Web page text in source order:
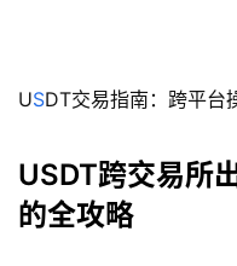
USDT交易指南：跨平台
USDT跨交易所
的全攻略